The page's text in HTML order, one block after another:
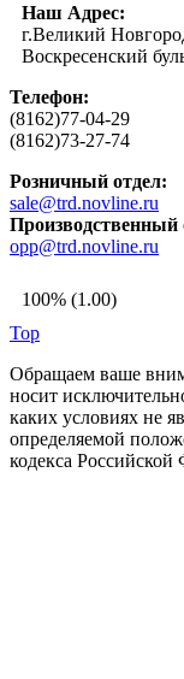
Наш Адрес:
г.Великий
Воскресенский
Телефон:
(8162)77-04-29
(8162)73-27-74
Розничный отдел:
sale@trd.novline.ru
Производственный
opp@trd.novline.ru
100% (1.00)
Top
Обращаем ваше
носит
каких условиях не
определяемой
кодекса Российской